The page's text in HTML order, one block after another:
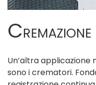
CREMAZIONE
Un’altra applicazione
sono i crematori.